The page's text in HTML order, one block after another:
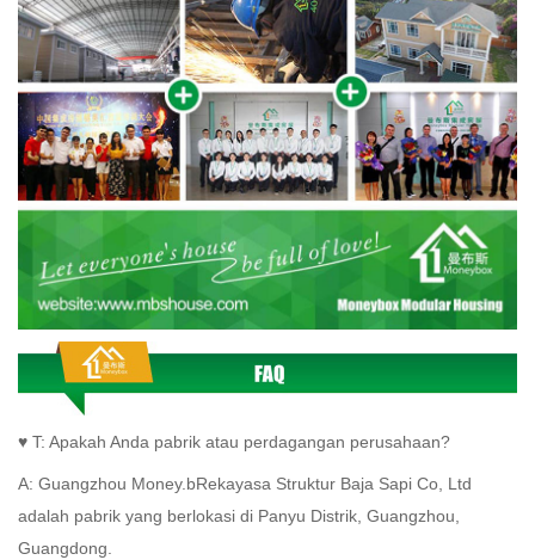
♥ T: Apakah Anda pabrik atau perdagangan perusahaan?
A: Guangzhou Money.bRekayasa Struktur Baja Sapi Co, Ltd
adalah pabrik yang berlokasi di Panyu Distrik, Guangzhou,
Guangdong.